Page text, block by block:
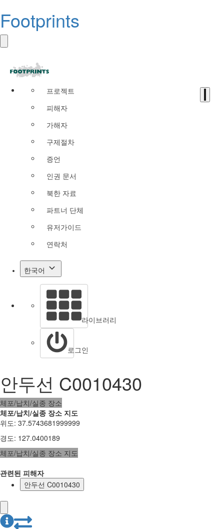
Footprints
프로젝트
피해자
가해자
구제절차
증언
인권 문서
북한 자료
파트너 단체
유저가이드
연락처
한국어
라이브러리
로그인
안두선 C0010430
체포/납치/실종 장소
체포/납치/실종 장소 지도
위도: 37.5743681999999
경도: 127.0400189
체포/납치/실종 장소 지도
관련된 피해자
안두선 C0010430